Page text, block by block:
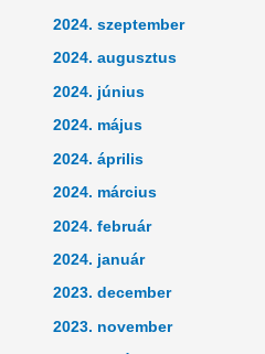
2024. szeptember
2024. augusztus
2024. június
2024. május
2024. április
2024. március
2024. február
2024. január
2023. december
2023. november